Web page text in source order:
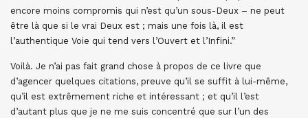
encore moins compromis qui n’est qu’un sous-Deux – ne peut
être là que si le vrai Deux est ; mais une fois là, il est
l’authentique Voie qui tend vers l’Ouvert et l’Infini.”
Voilà. Je n’ai pas fait grand chose à propos de ce livre que
d’agencer quelques citations, preuve qu’il se suffit à lui-même,
qu’il est extrêmement riche et intéressant ; et qu’il l’est
d’autant plus que je ne me suis concentré que sur l’un des